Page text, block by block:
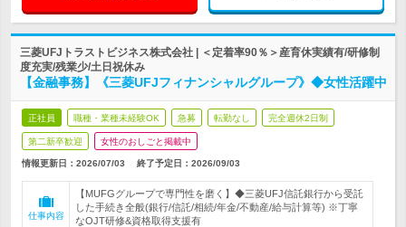
三菱UFJトラストビジネス株式会社 | ＜定着率90％＞産育休実績有/研修制
度充実/残業少/土日祝休み
【金融事務】《三菱UFJフィナンシャルグループ》◆女性活躍中
正社員 職種・業種未経験OK 急募 転勤なし 完全週休2日制
第二新卒歓迎 女性のおしごと掲載中
情報更新日：2026/07/03 終了予定日： 2026/09/03
仕事内容
【MUFGグループで専門性を磨く】◆三菱UFJ信託銀行から受託
した手続き全般(銀行/信託/相続/年金/不動産/給与計算等) ※丁寧
なOJT研修&資格取得支援有